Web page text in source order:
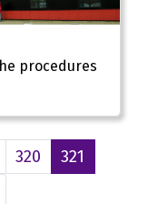
procedures
320
321